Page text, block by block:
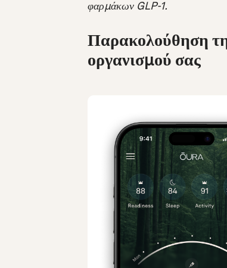
φαρμάκων GLP-1.
Παρακολούθηση
οργανισμού σας